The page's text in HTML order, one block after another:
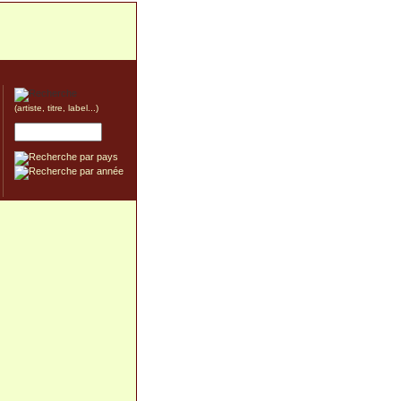
(artiste, titre, label...)